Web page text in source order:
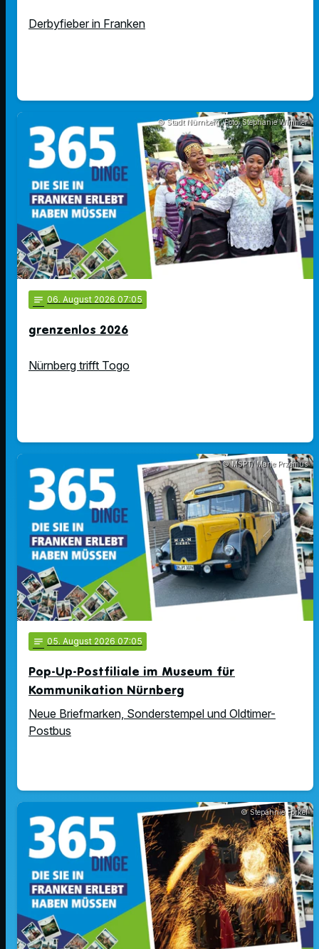
Derbyfieber in Franken
© Stadt Nürnberg; Foto: Stephanie Wimmer
notes 06. August 2026 07:05
grenzenlos 2026
Nürnberg trifft Togo
© MSPT/ Marie Przemus
notes 05. August 2026 07:05
Pop-Up-Postfiliale im Museum für
Kommunikation Nürnberg
Neue Briefmarken, Sonderstempel und Oldtimer-
Postbus
© Stepahnie Forkel